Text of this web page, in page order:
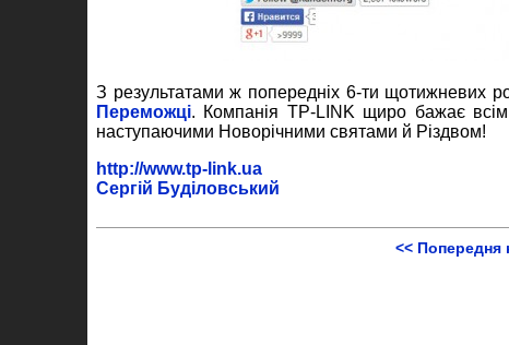
З результатами ж попередніх 6-ти щотижневих
Переможці. Компанія TP-LINK щиро бажає всім
наступаючими Новорічними святами й Різдвом!
http://www.tp-link.ua
Сергій Буділовський
<< Попередня